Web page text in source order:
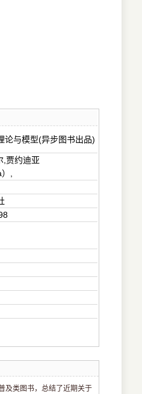
论与模型(异步图书出品)
,贾约迪亚
）,
及类图书，总结了近期关于